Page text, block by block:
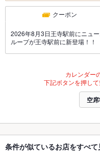
クーポン
2026年8月3日王寺駅前にニュ
ループが王寺駅前に新登場！！
カレンダー
下記ボタンを押して
空
条件が似ているお店をすべて